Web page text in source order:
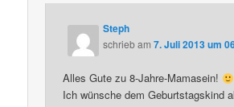
Steph
schriebam7. Juli 2013 um
Alles Gute zu 8-Jahre-Mamasein!
Ich wünsche dem Geburtstagskind